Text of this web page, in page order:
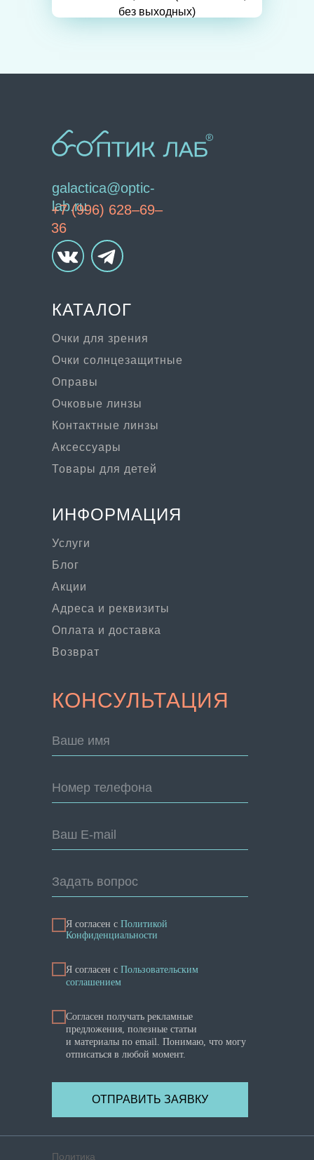
без выходных)
galactica@optic-
lab.ru
Очки для зрения
Очки солнцезащитные
Очковые линзы
Оправы
Контактные линзы
Аксессуары
Товары для детей
+7 (996) 628–69–
36
ИНФОРМАЦИЯ
Услуги
КАТАЛОГ
Адреса и реквизиты
КОНСУЛЬТАЦИЯ
Ваше имя
Номер телефона
Ваш E-mail
Задать вопрос
Я согласен с Политикой
Конфиденциальности
Я cогласен с Пользовательским
соглашением
Согласен получать рекламные
предложения, полезные статьи
и материалы по email. Понимаю, что могу
отписаться в любой момент.
ОТПРАВИТЬ ЗАЯВКУ
Оплата и доставка
Политика
Возврат
Блог
Акции